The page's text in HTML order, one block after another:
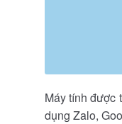
Máy tính được
dụng Zalo,